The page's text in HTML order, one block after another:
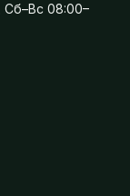
Сб–Вс 08:00–